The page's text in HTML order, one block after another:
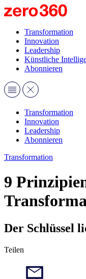
Transformation
Innovation
Leadership
Künstliche
Abonnieren
Transformation
Innovation
Leadership
Abonnieren
Transformation
9
Der Schlüssel
Teilen